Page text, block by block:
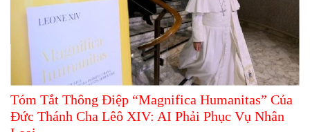
Tóm Tắt Thông Điệp “Magnifica Humanitas” Của
Đức Thánh Cha Lêô XIV: AI Phải Phục Vụ Nhân